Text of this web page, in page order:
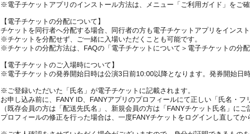
※電子チケットアプリのインストール方法は、メニュー「ご利用ガイド」をご確
【電子チケットの分配について】
チケットを同行者へ分配する場合、同行者の方も電子チケットアプリをインス
※チケットを分配せず、ご一緒に入場いただくことも可能です。
※チケットの分配方法は、FAQの「電子チケットについて＞電子チケットの分
【電子チケットのご入場時について】
※電子チケットの発券開始日時は公演3日前10:00以降となります。発券開始日
※ご登録いただいた「氏名」が電子チケットに記載されます。
お申し込み前に、FANY ID、FANYアプリのプロフィールにて正しい「氏名・
（既存会員の方は「配送先氏名」、新規会員の方は「FANYチケット氏名」にご
プロフィールの修正を行った場合は、一度FANYチケットをログインし直して